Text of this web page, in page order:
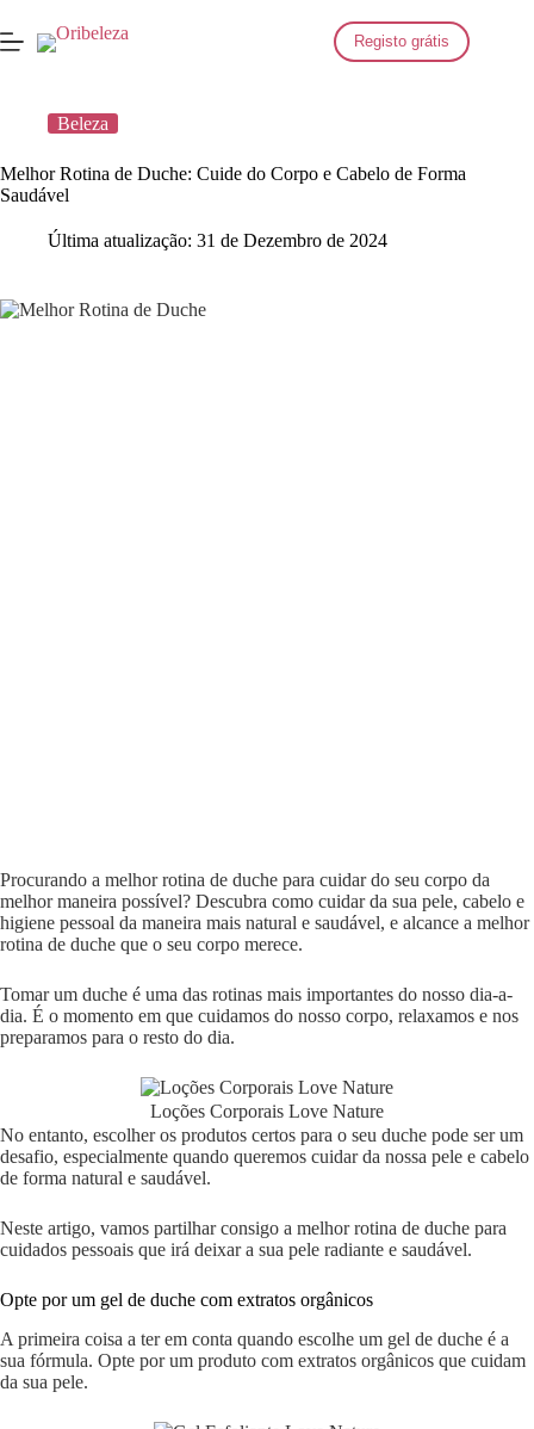
para
o
Registo grátis
Beleza
Melhor Rotina de Duche: Cuide do Corpo e Cabelo de Forma
Saudável
Última atualização: 31 de Dezembro de 2024
Procurando a melhor rotina de duche para cuidar do seu corpo da
melhor maneira possível? Descubra como cuidar da sua pele, cabelo e
higiene pessoal da maneira mais natural e saudável, e alcance a melhor
rotina de duche que o seu corpo merece.
Tomar um duche é uma das rotinas mais importantes do nosso dia-a-
dia. É o momento em que cuidamos do nosso corpo, relaxamos e nos
preparamos para o resto do dia.
Loções Corporais Love Nature
No entanto, escolher os produtos certos para o seu duche pode ser um
desafio, especialmente quando queremos cuidar da nossa pele e cabelo
de forma natural e saudável.
Neste artigo, vamos partilhar consigo a melhor rotina de duche para
cuidados pessoais que irá deixar a sua pele radiante e saudável.
Opte por um gel de duche com extratos orgânicos
A primeira coisa a ter em conta quando escolhe um gel de duche é a
sua fórmula. Opte por um produto com extratos orgânicos que cuidam
da sua pele.